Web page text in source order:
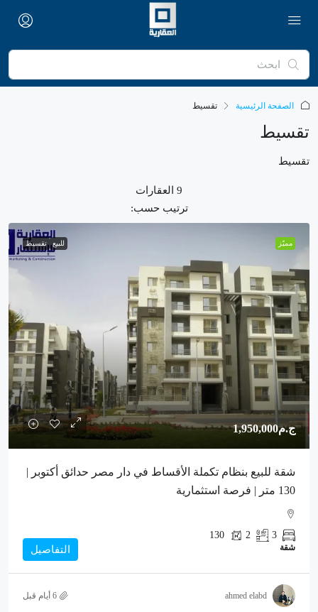
الصفحة الرئيسية تقسيط
تقسيط
تقسيط
9 العقارات
ترتيب حسب:
مميّز للبيع تقسيط
ج.م1,950,000
شقة للبيع بنظام تكملة الأقساط في دار مصر حدائق أكتوبر |
130 متر | فرصة استثمارية
3
2
130
شقة التفاصيل
ahmed elabd